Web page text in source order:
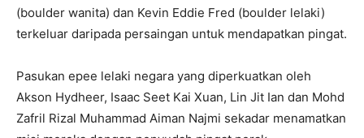
(boulder wanita) dan Kevin Eddie Fred (boulder lelaki)
terkeluar daripada persaingan untuk mendapatkan pingat.
Pasukan epee lelaki negara yang diperkuatkan oleh
Akson Hydheer, Isaac Seet Kai Xuan, Lin Jit Ian dan Mohd
Zafril Rizal Muhammad Aiman Najmi sekadar menamatkan